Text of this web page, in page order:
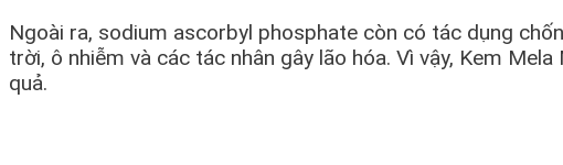
Ngoài ra, sodium ascorbyl phosphate còn có tác dụng
trời, ô nhiễm và các tác nhân gây lão hóa. Vì vậy, Kem
quả.